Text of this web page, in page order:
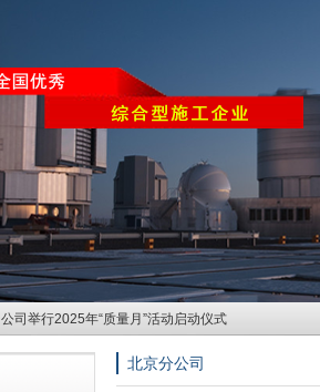
公司举行2025年“质量月”活动启动仪式
北京分公司